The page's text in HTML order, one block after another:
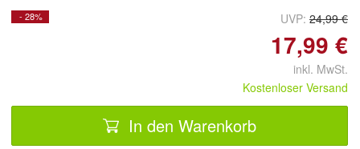
- 28% UVP: 24,99 €
17,99 €
inkl. MwSt.
Kostenloser Versand
In den Warenkorb